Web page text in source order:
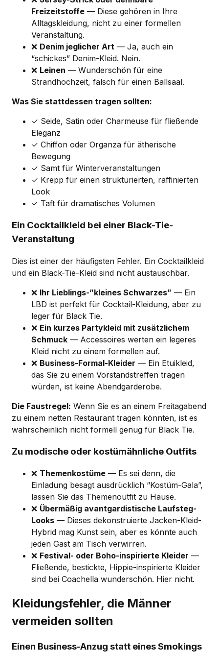
Freizeitstoffe — Diese gehören in Ihre
Alltagskleidung, nicht zu einer formellen
Veranstaltung.
❌ Denim jeglicher Art — Ja, auch ein
“schickes” Denim-Kleid. Nein.
❌ Leinen — Wunderschön für eine
Strandhochzeit, falsch für einen Ballsaal.
Was Sie stattdessen tragen sollten:
✓ Seide, Satin oder Charmeuse für fließende
Eleganz
✓ Chiffon oder Organza für ätherische
Bewegung
✓ Samt für Winterveranstaltungen
✓ Krepp für einen strukturierten, raffinierten
Look
✓ Taft für dramatisches Volumen
Ein Cocktailkleid bei einer Black-Tie-
Veranstaltung
Dies ist einer der häufigsten Fehler. Ein Cocktailkleid
und ein Black-Tie-Kleid sind nicht austauschbar.
❌ Ihr Lieblings-”kleines Schwarzes” — Ein
LBD ist perfekt für Cocktail-Kleidung, aber zu
leger für Black Tie.
❌ Ein kurzes Partykleid mit zusätzlichem
Schmuck — Accessoires werten ein legeres
Kleid nicht zu einem formellen auf.
❌ Business-Formal-Kleider — Ein Etuikleid,
das Sie zu einem Vorstandstreffen tragen
würden, ist keine Abendgarderobe.
Die Faustregel: Wenn Sie es an einem Freitagabend
zu einem netten Restaurant tragen könnten, ist es
wahrscheinlich nicht formell genug für Black Tie.
Zu modische oder kostümähnliche Outfits
❌ Themenkostüme — Es sei denn, die
Einladung besagt ausdrücklich “Kostüm-Gala”,
lassen Sie das Themenoutfit zu Hause.
❌ Übermäßig avantgardistische Laufsteg-
Looks — Dieses dekonstruierte Jacken-Kleid-
Hybrid mag Kunst sein, aber es könnte auch
jeden Gast am Tisch verwirren.
❌ Festival- oder Boho-inspirierte Kleider —
Fließende, bestickte, Hippie-inspirierte Kleider
sind bei Coachella wunderschön. Hier nicht.
Kleidungsfehler, die Männer
vermeiden sollten
Einen Business-Anzug statt eines Smokings